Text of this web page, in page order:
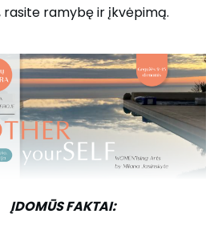
rasite ramybę ir įkvėpimą.
ĮDOMŪS FAKTAI: